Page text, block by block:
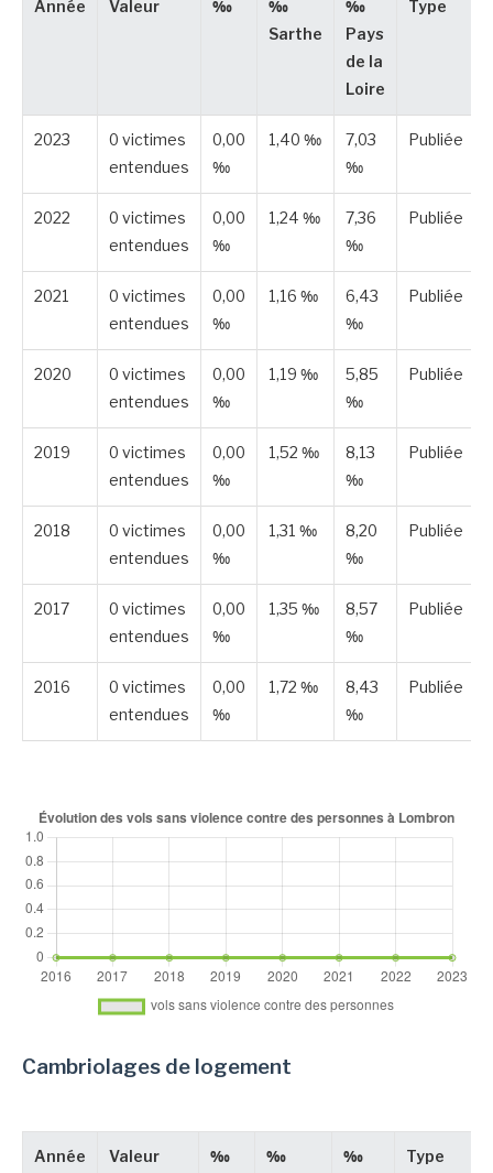
Année Valeur ‰
‰
Sarthe
‰
Pays
de la
Loire
Type
2023
0 victimes
entendues
0,00
‰
1,40 ‰
7,03
‰
Publiée
2022
0 victimes
entendues
0,00
‰
1,24 ‰
7,36
‰
Publiée
2021
0 victimes
entendues
0,00
‰
1,16 ‰
6,43
‰
Publiée
2020
0 victimes
entendues
0,00
‰
1,19 ‰
5,85
‰
Publiée
2019
0 victimes
entendues
0,00
‰
1,52 ‰
8,13
‰
Publiée
2018
0 victimes
entendues
0,00
‰
1,31 ‰
8,20
‰
Publiée
2017
0 victimes
entendues
0,00
‰
1,35 ‰
8,57
‰
Publiée
2016
0 victimes
entendues
0,00
‰
1,72 ‰
8,43
‰
Publiée
Cambriolages de logement
Année Valeur ‰
‰
‰
Type